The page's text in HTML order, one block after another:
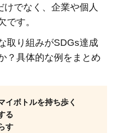
でなく、企業や個人
です。
取り組みがSDGs達成
？具体的な例をまとめ
イボトルを持ち歩く
る
す